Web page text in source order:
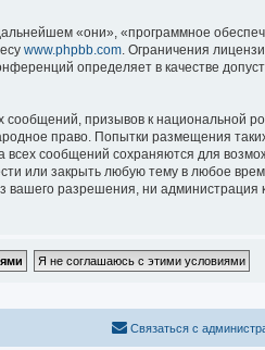
«они», «программное
www.phpbb.com . Ограничения
определяет в качестве
призывов к национальной
право. Попытки размещения
сообщений сохраняются для
или закрыть любую тему в любое
разрешения, ни
Связаться с